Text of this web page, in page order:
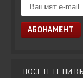
ПОСЕТЕТЕ НИ